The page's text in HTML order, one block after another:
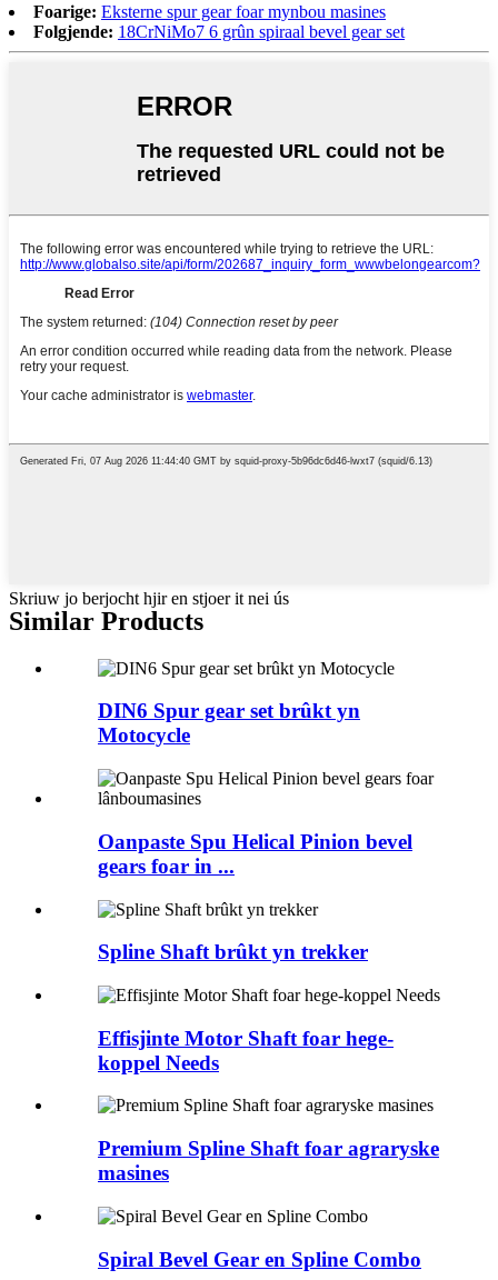
Foarige: Eksterne spur gear foar mynbou masines
Folgjende: 18CrNiMo7 6 grûn spiraal bevel gear set
Skriuw jo berjocht hjir en stjoer it nei ús
Similar Products
DIN6 Spur gear set brûkt yn
Motocycle
Oanpaste Spu Helical Pinion bevel
gears foar in ...
Spline Shaft brûkt yn trekker
Effisjinte Motor Shaft foar hege-
koppel Needs
Premium Spline Shaft foar agraryske
masines
Spiral Bevel Gear en Spline Combo